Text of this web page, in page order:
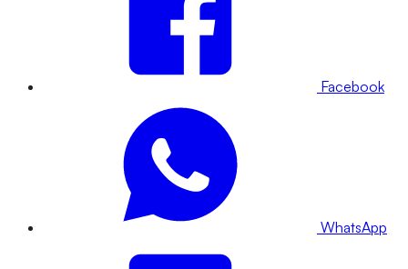
Facebook
WhatsApp